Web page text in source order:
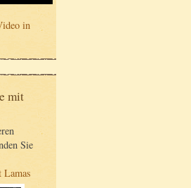
in
mit
Sie
Lamas